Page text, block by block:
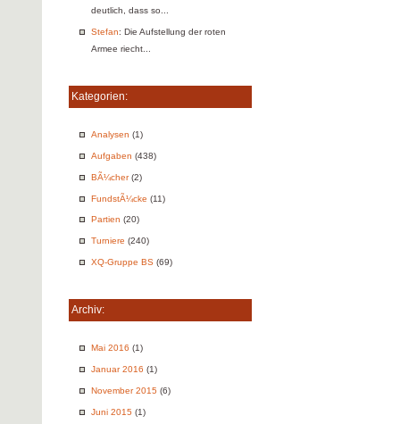
deutlich, dass so...
Stefan: Die Aufstellung der roten
Armee riecht...
Kategorien:
Analysen (1)
Aufgaben (438)
BÃ¼cher(2)
FundstÃ¼cke (11)
Partien (20)
Turniere (240)
XQ-Gruppe BS (69)
Archiv:
Mai 2016 (1)
Januar 2016 (1)
November 2015 (6)
Juni 2015 (1)